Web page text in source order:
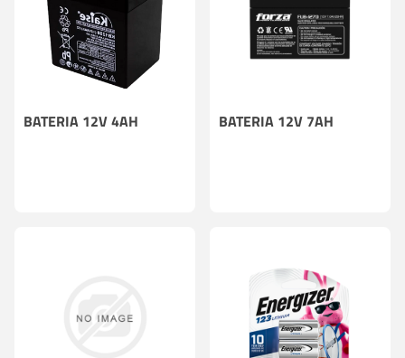
BATERIA 12V 4AH BATERIA 12V 7AH